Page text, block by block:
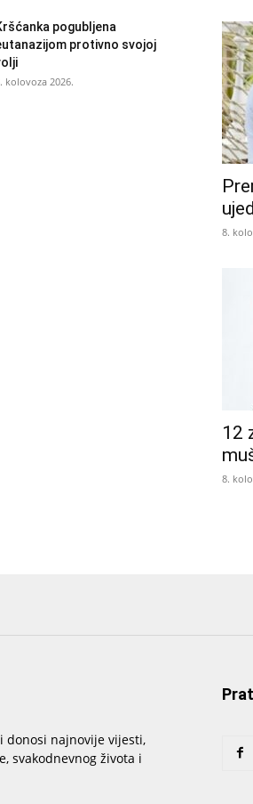
pogubljena
protivno svojoj
kolovoza 2026.
8.
12
8.
donosi najnovije vijesti,
svakodnevnog života i